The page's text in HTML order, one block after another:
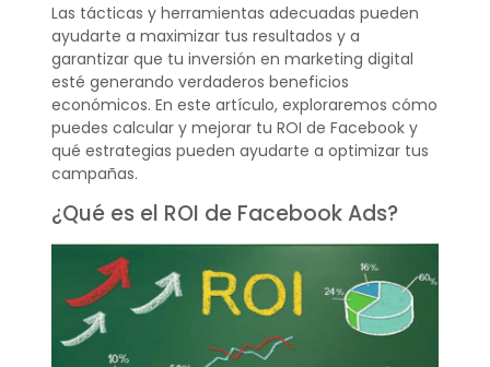
Las tácticas y herramientas adecuadas pueden
ayudarte a maximizar tus resultados y a
garantizar que tu inversión en marketing digital
esté generando verdaderos beneficios
económicos. En este artículo, exploraremos cómo
puedes calcular y mejorar tu ROI de Facebook y
qué estrategias pueden ayudarte a optimizar tus
campañas.
¿Qué es el ROI de Facebook Ads?